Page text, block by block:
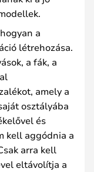
a
létrehozása.
a fák, a
amely a
osztályába
és
kell aggódnia a
arra kell
eltávolítja a